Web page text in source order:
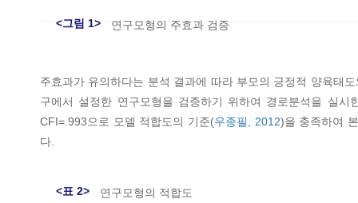
<그림 1> 연구모형의 주효과 검증
주효과가 유의하다는 분석 결과에 따라 부모의 긍정적 양육태
구에서 설정한 연구모형을 검증하기 위하여 경로분석을 실
CFI=.993으로 모델 적합도의 기준(우종필, 2012)을 충족하여
다.
<표 2> 연구모형의 적합도